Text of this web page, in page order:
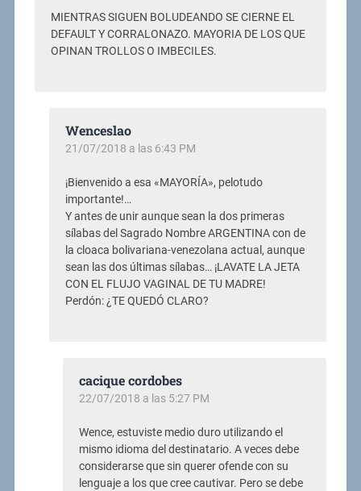
MIENTRAS SIGUEN BOLUDEANDO SE CIERNE EL
DEFAULT Y CORRALONAZO. MAYORIA DE LOS QUE
OPINAN TROLLOS O IMBECILES.
Wenceslao
21/07/2018 a las 6:43 PM
¡Bienvenido a esa «MAYORÍA», pelotudo
importante!…
Y antes de unir aunque sean la dos primeras
sílabas del Sagrado Nombre ARGENTINA con de
la cloaca bolivariana-venezolana actual, aunque
sean las dos últimas sílabas… ¡LAVATE LA JETA
CON EL FLUJO VAGINAL DE TU MADRE!
Perdón: ¿TE QUEDÓ CLARO?
cacique cordobes
22/07/2018 a las 5:27 PM
Wence, estuviste medio duro utilizando el
mismo idioma del destinatario. A veces debe
considerarse que sin querer ofende con su
lenguaje a los que cree cautivar. Pero se debe